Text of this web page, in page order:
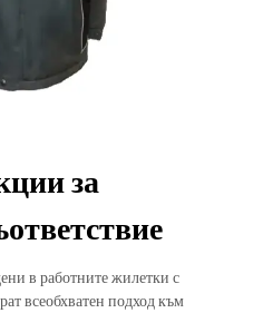
за
в работните жилетки с
всеобхватен подход към